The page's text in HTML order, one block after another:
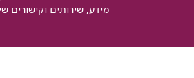
מידע, שירותים וקישורים